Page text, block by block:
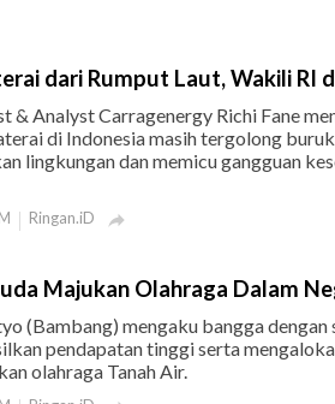
dari Rumput Laut, Wakili RI
& Analyst Carragenergy Richi Fane
di Indonesia masih tergolong
lingkungan dan memicu gangguan
Ringan.iD 
Majukan Olahraga Dalam
(Bambang) mengaku bangga dengan
pendapatan tinggi serta
olahraga Tanah Air.